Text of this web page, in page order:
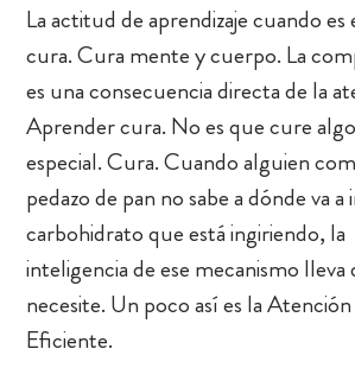
La actitud de aprendizaje cuando
cura. Cura mente y cuerpo. La
es una consecuencia directa de la
Aprender cura. No es que cure
especial. Cura. Cuando alguien
pedazo de pan no sabe a dónde va a
carbohidrato que está ingiriendo, la
inteligencia de ese mecanismo lleva
necesite. Un poco así es la Atención
Eficiente.